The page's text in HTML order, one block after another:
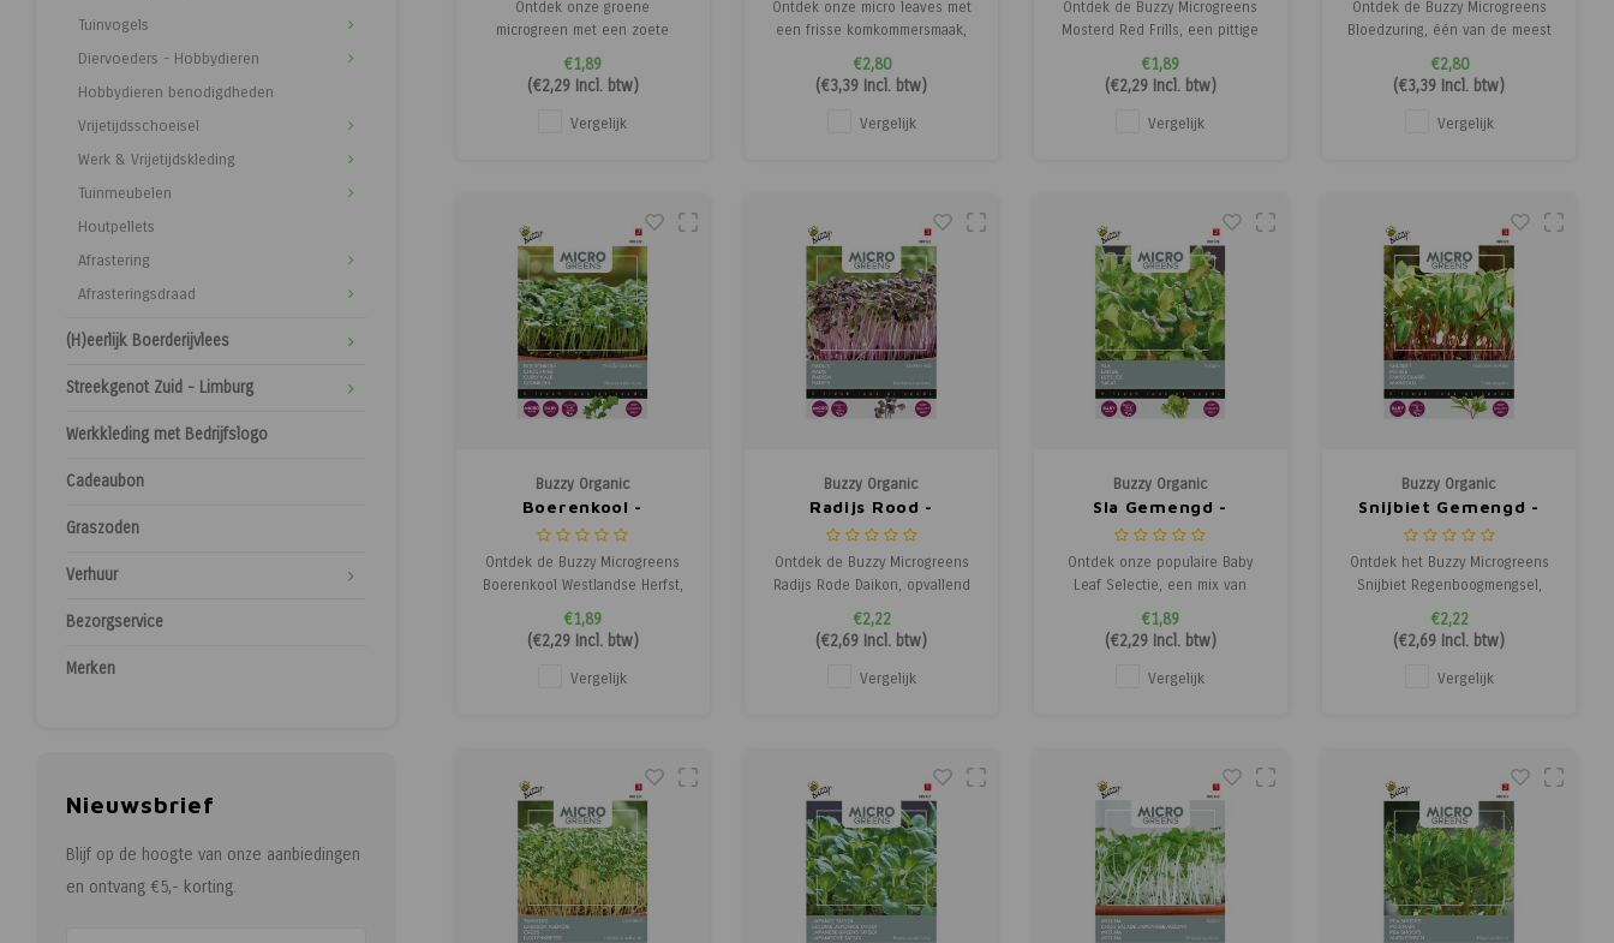
Tuinvogels
Diervoeders - Hobbydieren
Hobbydieren benodigdheden
Vrijetijdsschoeisel
Werk & Vrijetijdskleding
Tuinmeubelen
Houtpellets
Afrastering
Afrasteringsdraad
(H)eerlijk Boerderijvlees
Streekgenot Zuid - Limburg
Werkkleding met Bedrijfslogo
Cadeaubon
Graszoden
Verhuur
Bezorgservice
Merken
Nieuwsbrief
Blijf op de hoogte van onze aanbiedingen
en ontvang €5,- korting.
Ontdek onze groene
microgreen met een zoete
citrus smaak, een echte
favoriet onder chefs. Deze
microgreen is oogstbaar na
ongeveer 2 weken en biedt
€1,89
(€2,29Incl. btw)
Vergelijk
Ontdek onze micro leaves met
een frisse komkommersmaak,
een favoriet bij chefs en
hobbykoks. Deze microgreen is
oogstbaar na ongeveer 2
weken en geeft een frisse
€2,80
(€3,39 Incl. btw)
Vergelijk
Ontdek de Buzzy Microgreens
Mosterd Red Frills, een pittige
en smaakvolle microgreen die
chefs en thuiskoks inspireert.
De microgreens zijn al na
ongeveer 1 week oogstbaar,
€1,89
(€2,29Incl. btw)
Vergelijk
Ontdek de Buzzy Microgreens
Bloedzuring, één van de meest
opvallende micro leaves door
het lichtgroene blad met
bloedrode bladnerven. De
lichtzure smaak past
€2,80
(€3,39 Incl. btw)
Vergelijk
Buzzy Organic
Boerenkool -
Microgreens
Ontdek de Buzzy Microgreens
Boerenkool Westlandse Herfst,
een razendsnelle microgreen
die al na 1 week oogstbaar is.
Het botermalse blad van de
baby leaf is ideaal voor
€1,89
(€2,29Incl. btw)
Vergelijk
Buzzy Organic
Radijs Rood -
Microgreens
Ontdek de Buzzy Microgreens
Radijs Rode Daikon, opvallend
mooie micro leaves met een
fris-pittige smaak. Deze
microgreens zijn al na ca. 1
week oogstbaar en voegen
€2,22
(€2,69 Incl. btw)
Vergelijk
Buzzy Organic
Sla Gemengd -
Microgreens
Ontdek onze populaire Baby
Leaf Selectie, een mix van
verschillende bladkleuren en
vormen. Bij het oogsten snijd
je de bladeren boven het
groeipunt af, zodat je vaak nog
€1,89
(€2,29Incl. btw)
Vergelijk
Buzzy Organic
Snijbiet Gemengd -
Microgreens
Ontdek het Buzzy Microgreens
Snijbiet Regenboogmengsel,
een kleurrijk mengsel met
diverse bladkleuren en
texturen. Het is oogstbaar na
ca. 4 weken als babyleaf. Bij
€2,22
(€2,69 Incl. btw)
Vergelijk